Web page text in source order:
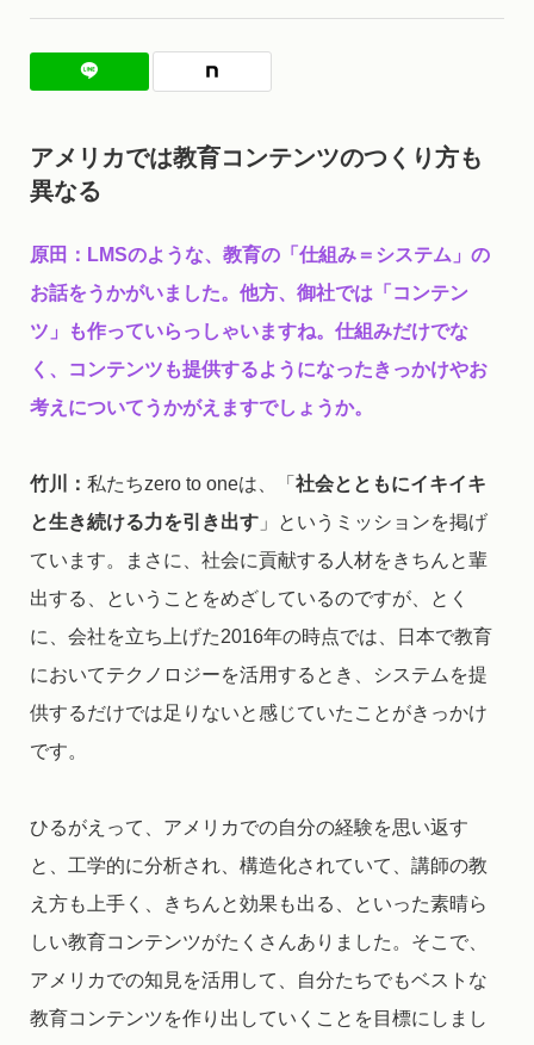
アメリカでは教育コンテンツのつくり方も
異なる
原田：LMSのような、教育の「仕組み＝システム」の
お話をうかがいました。他方、御社では「コンテン
ツ」も作っていらっしゃいますね。仕組みだけでな
く、コンテンツも提供するようになったきっかけやお
考えについてうかがえますでしょうか。
竹川： 私たちzero to oneは、「 社会とともにイキイキ
と生き続ける力を引き出す」というミッションを掲げ
ています。まさに、社会に貢献する人材をきちんと輩
出する、ということをめざしているのですが、とく
に、会社を立ち上げた2016年の時点では、日本で教育
においてテクノロジーを活用するとき、システムを提
供するだけでは足りないと感じていたことがきっかけ
です。
ひるがえって、アメリカでの自分の経験を思い返す
と、工学的に分析され、構造化されていて、講師の教
え方も上手く、きちんと効果も出る、といった素晴ら
しい教育コンテンツがたくさんありました。そこで、
アメリカでの知見を活用して、自分たちでもベストな
教育コンテンツを作り出していくことを目標にしまし